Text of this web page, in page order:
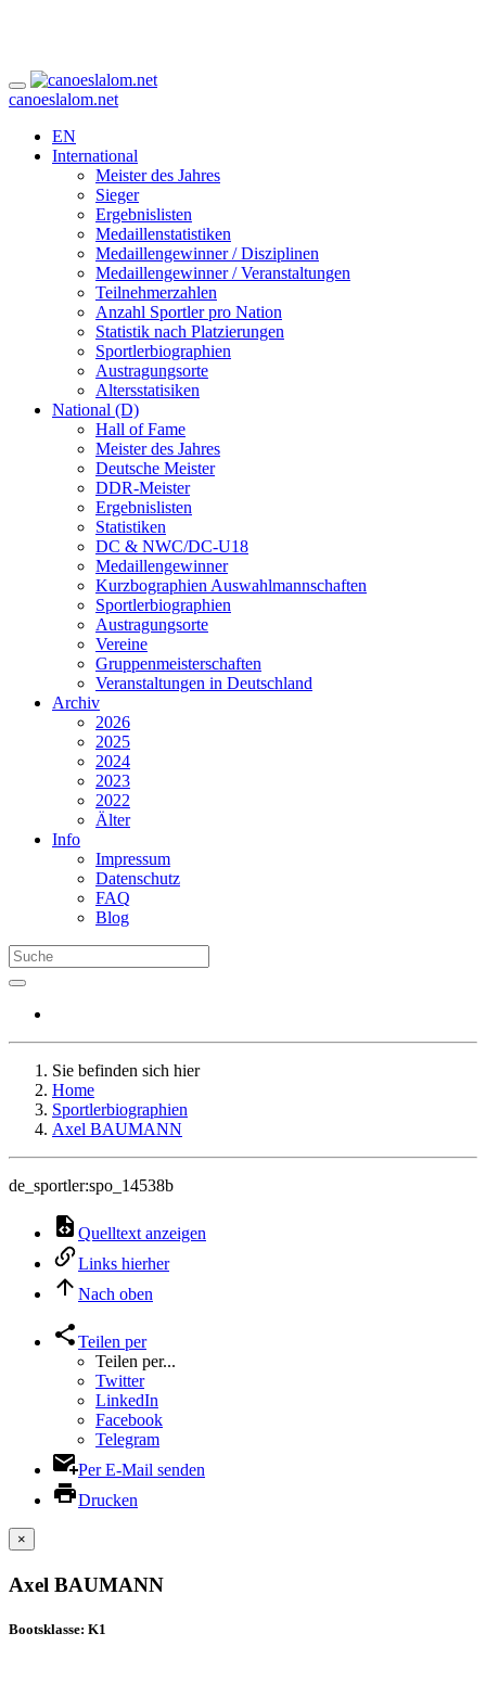
canoeslalom.net
EN
International
Meister des Jahres
Sieger
Ergebnislisten
Medaillenstatistiken
Medaillengewinner / Disziplinen
Medaillengewinner / Veranstaltungen
Teilnehmerzahlen
Anzahl Sportler pro Nation
Statistik nach Platzierungen
Sportlerbiographien
Austragungsorte
Altersstatisiken
National (D)
Hall of Fame
Meister des Jahres
Deutsche Meister
DDR-Meister
Ergebnislisten
Statistiken
DC & NWC/DC-U18
Medaillengewinner
Kurzbographien Auswahlmannschaften
Sportlerbiographien
Austragungsorte
Vereine
Gruppenmeisterschaften
Veranstaltungen in Deutschland
Archiv
2026
2025
2024
2023
2022
Älter
Info
Impressum
Datenschutz
FAQ
Blog
Sie befinden sich hier
Home
Sportlerbiographien
Axel BAUMANN
de_sportler:spo_14538b
Quelltext anzeigen
Links hierher
Nach oben
Teilen per
Teilen per...
Twitter
LinkedIn
Facebook
Telegram
Per E-Mail senden
Drucken
×
Axel BAUMANN
Bootsklasse: K1